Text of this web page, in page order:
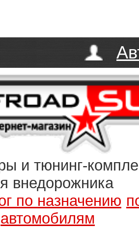
и тюнинг-
внедорожника
по назначению
автомобилям